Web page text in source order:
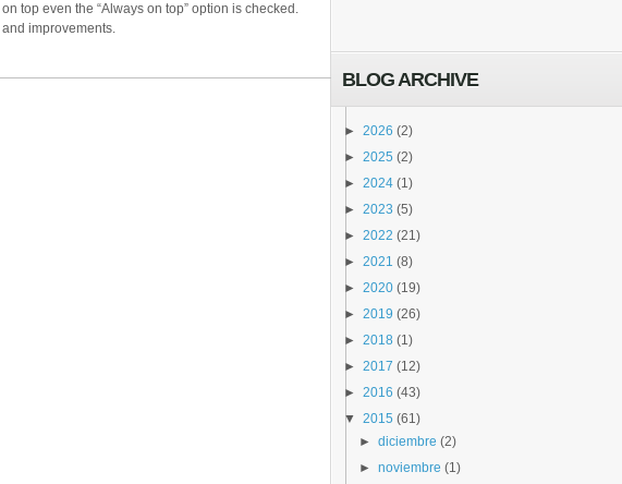
top even the “Always on top” option is checked.
improvements.
BLOG ARCHIVE
► 2026 (2)
► 2025 (2)
► 2024 (1)
► 2023 (5)
► 2022 (21)
► 2021 (8)
► 2020 (19)
► 2019 (26)
► 2018 (1)
► 2017 (12)
► 2016 (43)
▼ 2015 (61)
►diciembre (2)
►noviembre (1)